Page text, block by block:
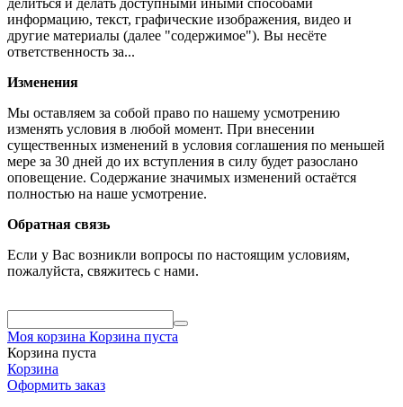
делиться и делать доступными иными способами
информацию, текст, графические изображения, видео и
другие материалы (далее "содержимое"). Вы несёте
ответственность за...
Изменения
Мы оставляем за собой право по нашему усмотрению
изменять условия в любой момент. При внесении
существенных изменений в условия соглашения по меньшей
мере за 30 дней до их вступления в силу будет разослано
оповещение. Содержание значимых изменений остаётся
полностью на наше усмотрение.
Обратная связь
Если у Вас возникли вопросы по настоящим условиям,
пожалуйста, свяжитесь с нами.
Моя корзина Корзина пуста
Корзина пуста
Корзина
Оформить заказ